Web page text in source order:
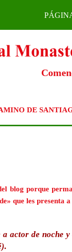
DE
blog porque
que les presenta
actor de noche